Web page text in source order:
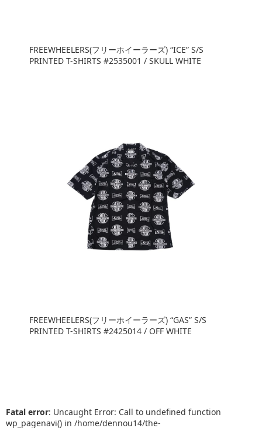
FREEWHEELERS(フリーホイーラーズ) “ICE” S/S
PRINTED T-SHIRTS #2535001 / SKULL WHITE
FREEWHEELERS(フリーホイーラーズ) “GAS” S/S
PRINTED T-SHIRTS #2425014 / OFF WHITE
Fatal error: Uncaught Error: Call to undefined function
wp_pagenavi() in /home/dennou14/the-